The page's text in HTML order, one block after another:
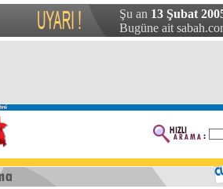
Şu an 13 Şubat
Bugüne ait